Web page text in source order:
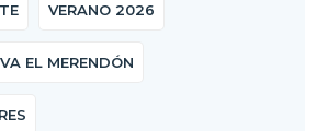
VERANO 2026
EL MERENDÓN